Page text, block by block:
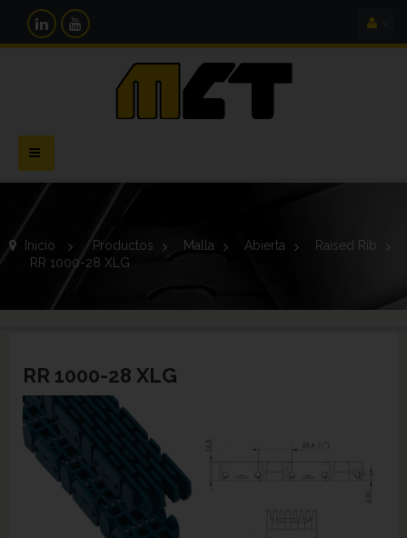
Navegación
Toggle
Inicio > Productos > Malla > Abierta >
Raised Rib
RR 1000-28 XLG
RR 1000-28 XLG